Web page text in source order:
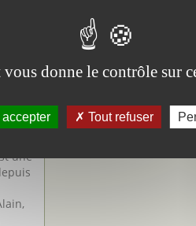
une
donne le contrôle sur
accepter Tout refuser